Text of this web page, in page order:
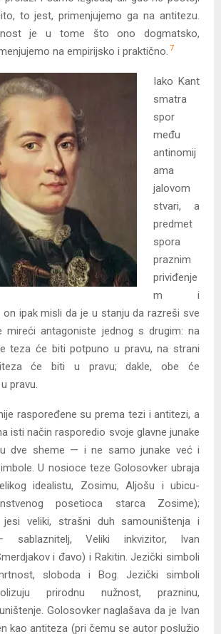
to jest, primenjujemo ga na antitezu.
je u tome što ono dogmatsko,
na empirijsko i praktično. 7
Iako Kant
smatra
spor
među
antinomij
ama
jalovom
stvari, a
predmet
spora
praznim
priviđenje
m i
on ipakmisli da je u stanju da razreši sve
mireći antagoniste jednog s drugim: na
teza će biti potpuno u pravu, na strani
će biti u pravu; dakle, obe će
pravu.
raspoređene su prema tezi i antitezi, a
isti način rasporedio svoje glavne junake
dve sheme — i ne samo junake već i
U nosioce teze Golosovker ubraja
idealistu, Zosimu, Aljošu i ubicu-
posetioca starca Zosime);
jesi veliki, strašni duh samouništenja i
sablaznitelj, Veliki inkvizitor, Ivan
i đavo) i Rakitin. Jezički simboli
sloboda i Bog. Jezički simboli
prirodnu nužnost, prazninu,
Golosovker naglašava da je Ivan
kao antiteza (pri čemu se autor poslužio